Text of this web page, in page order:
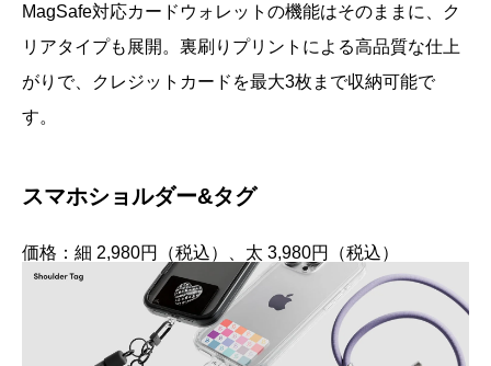
MagSafe対応カードウォレットの機能はそのままに、ク
リアタイプも展開。裏刷りプリントによる高品質な仕上
がりで、クレジットカードを最大3枚まで収納可能で
す。
スマホショルダー&タグ
価格：細 2,980円（税込）、太 3,980円（税込）